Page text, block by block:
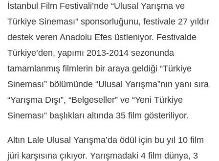
İstanbul Film Festivali’nde “Ulusal Yarışma ve
Türkiye Sineması” sponsorluğunu, festivale 27 yıldır
destek veren Anadolu Efes üstleniyor. Festivalde
Türkiye’den, yapımı 2013-2014 sezonunda
tamamlanmış filmlerin bir araya geldiği “Türkiye
Sineması” bölümünde “Ulusal Yarışma”nın yanı sıra
“Yarışma Dışı”, “Belgeseller” ve “Yeni Türkiye
Sineması” başlıkları altında 35 film gösteriliyor.
Altın Lale Ulusal Yarışma’da ödül için bu yıl 10 film
jüri karşısına çıkıyor. Yarışmadaki 4 film dünya, 3